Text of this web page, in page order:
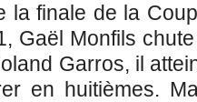
la finale de la
Gaël Monfils
Garros, il
en huitièmes.